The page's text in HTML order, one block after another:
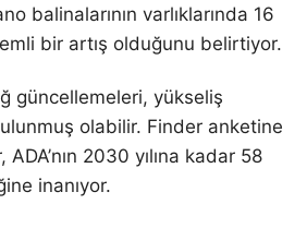
balinalarının varlıklarında 16
bir artış olduğunu belirtiyor.
güncellemeleri, yükseliş
olabilir. Finder anketine
2030 yılına kadar 58
inanıyor.